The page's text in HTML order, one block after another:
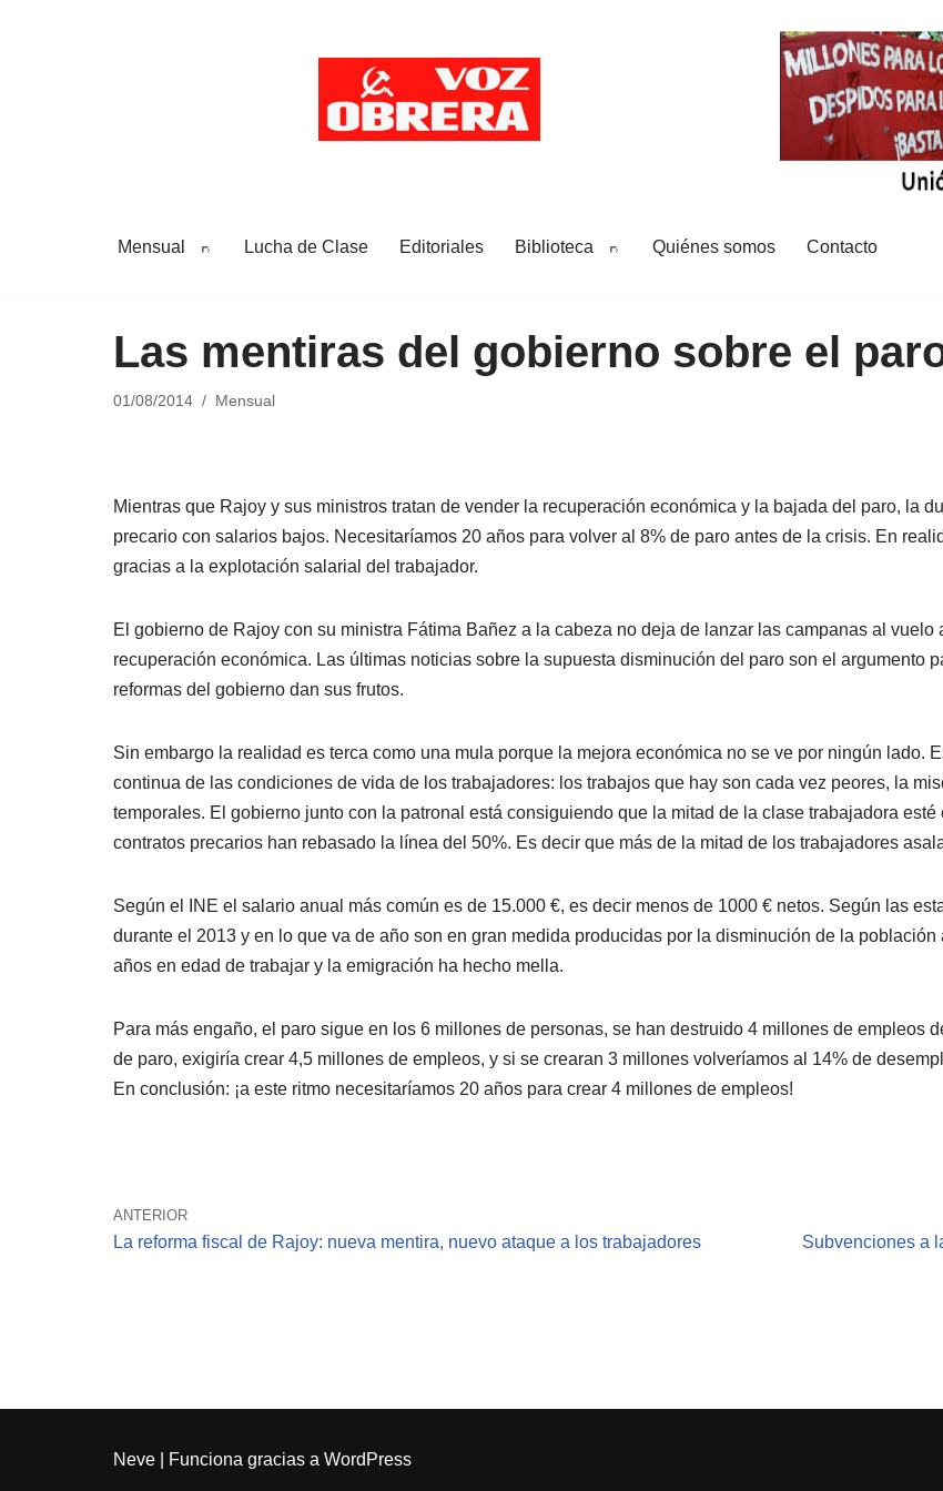
Mensual Lucha de Clase Editoriales Biblioteca Quiénes somos Contacto
Las mentiras del gobierno sobre el
01/08/2014 Mensual
Mientras que Rajoy y sus ministros tratan de vender la recuperación económica y la bajada del paro, la
precario con salarios bajos. Necesitaríamos 20 años para volver al 8% de paro antes de la crisis. En
gracias a la explotación salarial del trabajador.
El gobierno de Rajoy con su ministra Fátima Bañez a la cabeza no deja de lanzar las campanas al
recuperación económica. Las últimas noticias sobre la supuesta disminución del paro son el argumento
reformas del gobierno dan sus frutos.
Sin embargo la realidad es terca como una mula porque la mejora económica no se ve por ningún lado.
continua de las condiciones de vida de los trabajadores: los trabajos que hay son cada vez peores, la
temporales. El gobierno junto con la patronal está consiguiendo que la mitad de la clase trabajadora
contratos precarios han rebasado la línea del 50%. Es decir que más de la mitad de los trabajadores
Según el INE el salario anual más común es de 15.000 €, es decir menos de 1000 € netos. Según las
durante el 2013 y en lo que va de año son en gran medida producidas por la disminución de la
años en edad de trabajar y la emigración ha hecho mella.
Para más engaño, el paro sigue en los 6 millones de personas, se han destruido 4 millones de empleos
de paro, exigiría crear 4,5 millones de empleos, y si se crearan 3 millones volveríamos al 14% de
En conclusión: ¡a este ritmo necesitaríamos 20 años para crear 4 millones de empleos!
ANTERIOR
La reforma fiscal de Rajoy: nueva mentira, nuevo ataque a los trabajadores
Subvenciones a
Neve | Funciona gracias a WordPress